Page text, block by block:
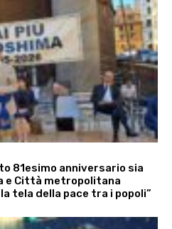
81esimo anniversario sia
e Città metropolitana
tela della pace tra i popoli”